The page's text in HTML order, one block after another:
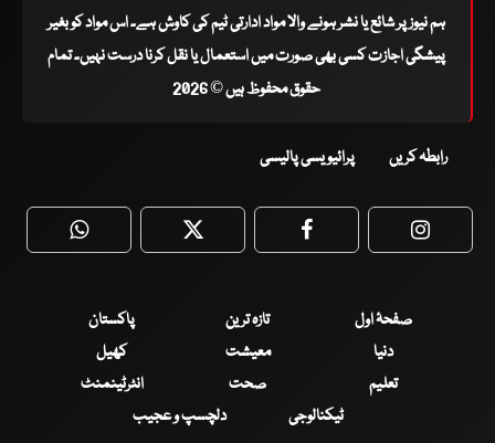
ہم نیوز پر شائع یا نشر ہونے والا مواد ادارتی ٹیم کی کاوش ہے۔ اس مواد کو بغیر
پیشگی اجازت کسی بھی صورت میں استعمال یا نقل کرنا درست نہیں۔ تمام
حقوق محفوظ ہیں © 2026
رابطہ کریں پرائیویسی پالیسی
WhatsApp Twitter Facebook
صفحۂ اول تازہ ترین
پاکستان
دنیا
معیشت
کھیل
تعلیم
صحت
انٹرٹینمنٹ
ٹیکنالوجی
دلچسپ و عجیب